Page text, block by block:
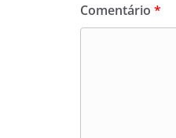
Comentário *